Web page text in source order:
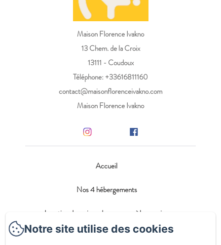
Maison Florence Ivakno
13 Chem. de la Croix
13111 - Coudoux
Téléphone: +33616811160
contact@maisonflorenceivakno.com
Maison Florence Ivakno
Accueil
Nos 4 hébergements
Location de maison de vacances à la semaine
Notre site utilise des cookies